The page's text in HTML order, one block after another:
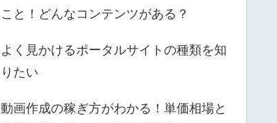
こと！どんなコンテンツがある？
よく見かけるポータルサイトの種類を知
りたい
動画作成の稼ぎ方がわかる！単価相場と